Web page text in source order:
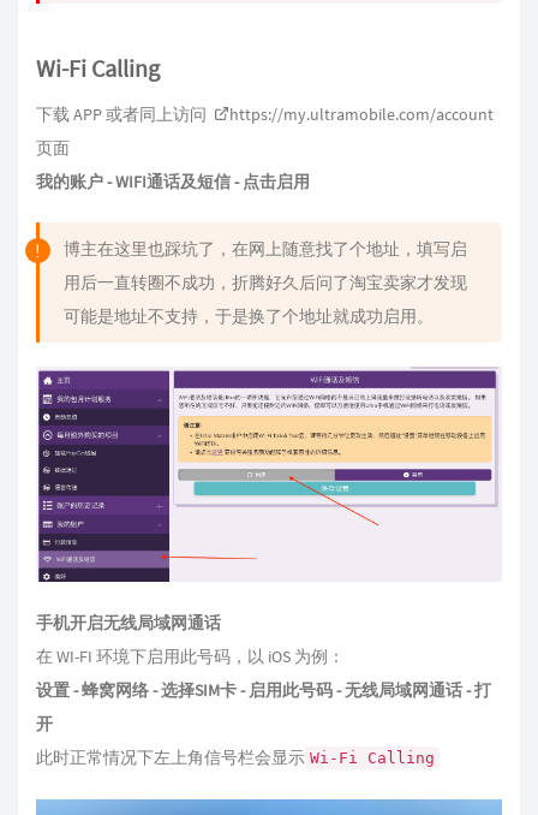
Wi-Fi Calling
下载 APP 或者同上访问
https://my.ultramobile.com/account
页面
我的账户 - WIFI通话及短信 - 点击启用
博主在这里也踩坑了，在网上随意找了个地址，填写启
用后一直转圈不成功，折腾好久后问了淘宝卖家才发现
可能是地址不支持，于是换了个地址就成功启用。
手机开启无线局域网通话
在 WI-FI 环境下启用此号码，以 iOS 为例：
设置 - 蜂窝网络 - 选择SIM卡 - 启用此号码 - 无线局域网通话 - 打
开
此时正常情况下左上角信号栏会显示 Wi-Fi Calling